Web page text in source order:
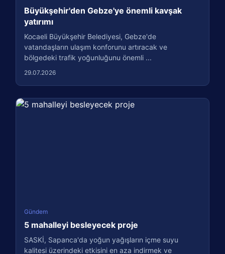
Büyükşehir'den Gebze'ye önemli kavşak
yatırımı
Kocaeli Büyükşehir Belediyesi, Gebze'de
vatandaşların ulaşım konforunu artıracak ve
bölgedeki trafik yoğunluğunu önemli ...
29.07.2026
Gündem
5 mahalleyi besleyecek proje
SASKİ, Sapanca'da yoğun yağışların içme suyu
kalitesi üzerindeki etkisini en aza indirmek ve